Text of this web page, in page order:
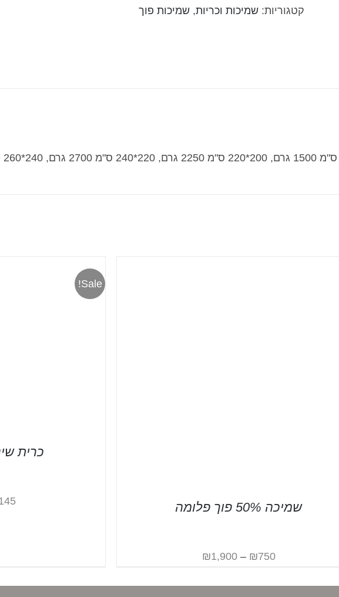
קטגוריות: שמיכות וכריות, שמיכות פוך
שמיכה 50% פוך פלומה
₪750
–
₪1,900
Sale!
כרית